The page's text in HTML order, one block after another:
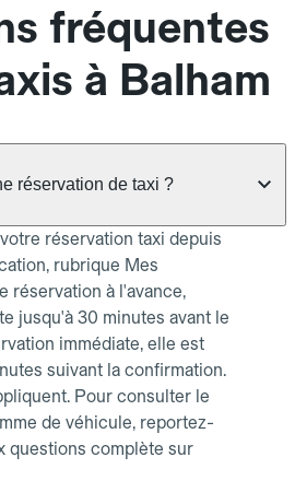
fréquentes
à Balham
réservation de taxi ?
réservation taxi depuis
rubrique Mes
réservation à l'avance,
jusqu'à 30 minutes avant le
immédiate, elle est
suivant la confirmation.
Pour consulter le
de véhicule, reportez-
questions complète sur